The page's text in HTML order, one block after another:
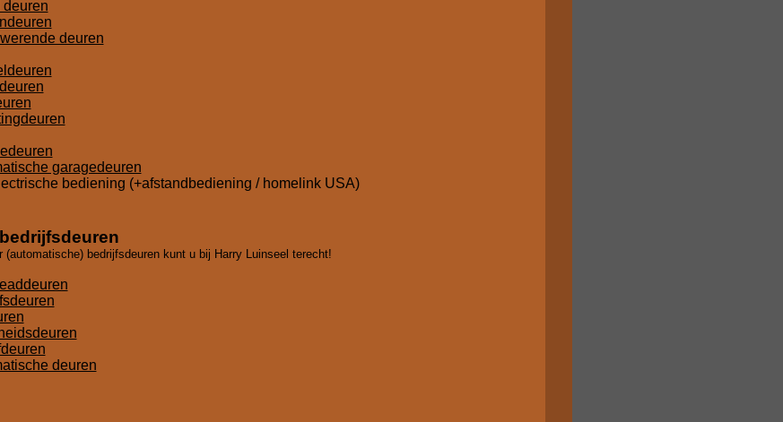
deuren
deuren
garagedeuren
bediening (+afstandbediening / homelink USA)
(automatische) bedrijfsdeuren kunt u bij Harry Luinseel terecht!
deuren